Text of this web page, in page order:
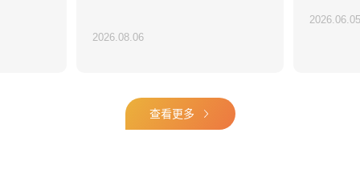
2026.08.06
2026.06.05
查看更多